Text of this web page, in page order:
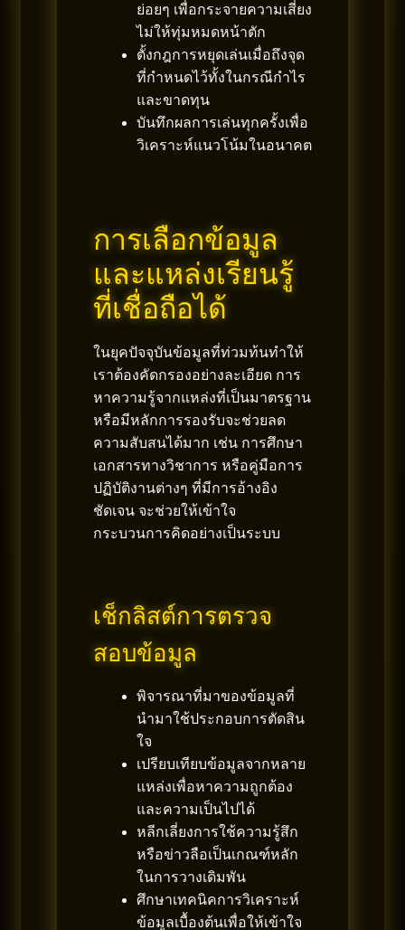
ย่อยๆ เพื่อกระจายความเสี่ยง
ไม่ให้ทุ่มหมดหน้าตัก
ตั้งกฎการหยุดเล่นเมื่อถึงจุด
ที่กำหนดไว้ทั้งในกรณีกำไร
และขาดทุน
บันทึกผลการเล่นทุกครั้งเพื่อ
วิเคราะห์แนวโน้มในอนาคต
การเลือกข้อมูล
และแหล่งเรียนรู้
ที่เชื่อถือได้
ในยุคปัจจุบันข้อมูลที่ท่วมท้นทำให้
เราต้องคัดกรองอย่างละเอียด การ
หาความรู้จากแหล่งที่เป็นมาตรฐาน
หรือมีหลักการรองรับจะช่วยลด
ความสับสนได้มาก เช่น การศึกษา
เอกสารทางวิชาการ หรือคู่มือการ
ปฏิบัติงานต่างๆ ที่มีการอ้างอิง
ชัดเจน จะช่วยให้เข้าใจ
กระบวนการคิดอย่างเป็นระบบ
เช็กลิสต์การตรวจ
สอบข้อมูล
พิจารณาที่มาของข้อมูลที่
นำมาใช้ประกอบการตัดสิน
ใจ
เปรียบเทียบข้อมูลจากหลาย
แหล่งเพื่อหาความถูกต้อง
และความเป็นไปได้
หลีกเลี่ยงการใช้ความรู้สึก
หรือข่าวลือเป็นเกณฑ์หลัก
ในการวางเดิมพัน
ศึกษาเทคนิคการวิเคราะห์
ข้อมูลเบื้องต้นเพื่อให้เข้าใจ